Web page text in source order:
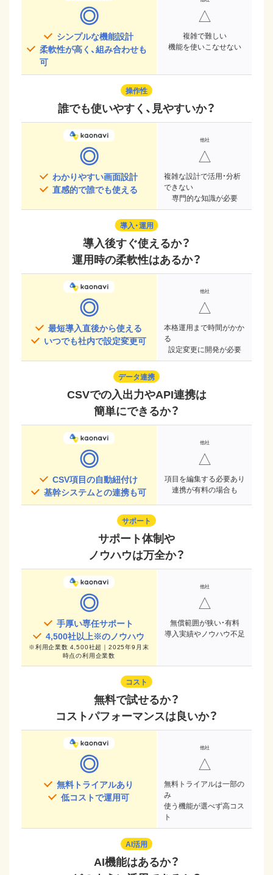
◎
シンプルな機能設計
柔軟性が高く、組み合わせも
可
△
複雑で難しい
機能を使いこなせない
操作性
誰でも使いやすく、見やすいか？
◎
わかりやすい画面設計
直感的で誰でも使える
△
複雑な設計で活用・分析
できない
専門的な知識が必要
導入・運用
導入後すぐ使えるか？
運用時の柔軟性はあるか？
◎
最短導入直後から使える
いつでも社内で設定変更可
△
本格運用まで時間がかか
る
設定変更に開発が必要
データ連携
CSVでの入出力やAPI連携は
簡単にできるか？
◎
CSV項目の自動紐付け
基幹システムとの連携も可
△
項目を編集する必要あり
連携が有料の場合も
サポート
サポート体制や
ノウハウは万全か？
◎
手厚い専任サポート
4,500社以上※のノウハウ
※利用企業数 4,500社超｜2025年9月末
時点の利用企業数
△
無償範囲が狭い・有料
導入実績やノウハウ不足
コスト
無料で試せるか？
コストパフォーマンスは良いか？
◎
無料トライアルあり
低コストで運用可
△
無料トライアルは一部の
み
使う機能が選べず高コス
ト
AI活用
AI機能はあるか？